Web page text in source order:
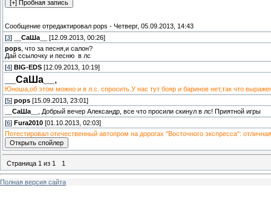
Сообщение отредактировал pops - Четверг, 05.09.2013, 14:43
[3] __СаШа__
[12.09.2013, 00:26]
pops , что за песня,и салон?
Дай ссылочку и песню в лс
[4] BIG-EDS [12.09.2013, 10:19]
__СаШа__ ,
Юноша,об этом можно и в л.с. спросить.У нас тут бояр и баринов нет,так что
[5] pops [15.09.2013, 23:01]
__СаШа__
, Добрый вечер Александр, все что просили скинул в лс! Приятной игры
[6] Fura2010 [01.10.2013, 02:03]
Потестировал отечественный автопром на дорогах "Восточного экспресса":
Страница 1 из 1 1
Полная версия сайта